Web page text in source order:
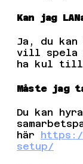
Kan jag
Ja, du
vill spela
ha kul
Måste jag
Du kan
här
setup/